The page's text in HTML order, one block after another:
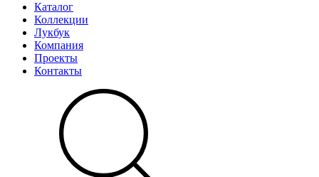
Каталог
Коллекции
Лукбук
Компания
Проекты
Контакты